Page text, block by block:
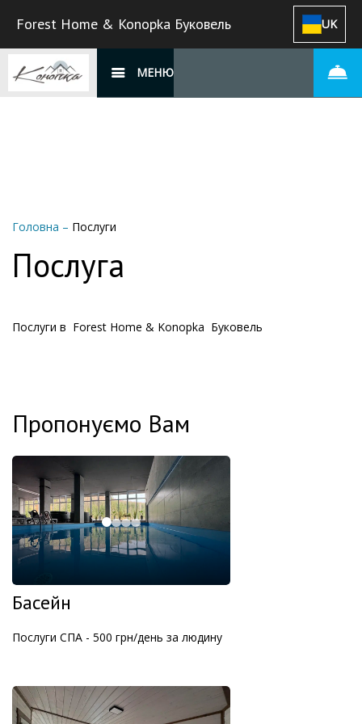
Forest Home & Konopka Буковель UK
МЕНЮ
Головна – Послуги
Послуга
Послуги в Forest Home & Konopka Буковель
Пропонуємо Вам
Басейн
Послуги СПА - 500 грн/день за людину